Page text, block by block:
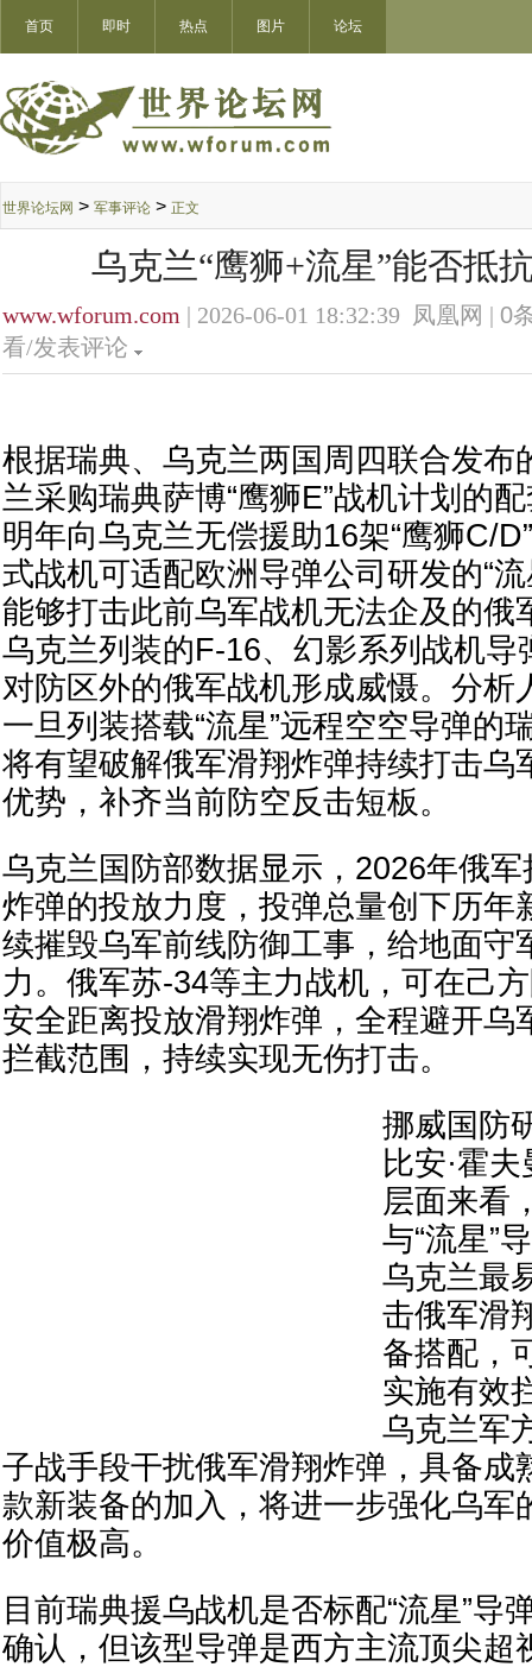
首页 即时 热点 图片 论坛
世界论坛网 > 军事评论 > 正文
乌克兰“鹰狮+流星”能否抵
www.wforum.com | 2026-06-01 18:32:39 凤凰网 | 0
看/发表评论
根据瑞典、乌克兰两国周四联合发布
兰采购瑞典萨博“鹰狮E”战机计划的
明年向乌克兰无偿援助16架“鹰狮C/
式战机可适配欧洲导弹公司研发的“
能够打击此前乌军战机无法企及的俄
乌克兰列装的F-16、幻影系列战机导
对防区外的俄军战机形成威慑。分析
一旦列装搭载“流星”远程空空导弹的
将有望破解俄军滑翔炸弹持续打击乌
优势，补齐当前防空反击短板。
乌克兰国防部数据显示，2026年俄
炸弹的投放力度，投弹总量创下历年
续摧毁乌军前线防御工事，给地面守
力。俄军苏-34等主力战机，可在己
安全距离投放滑翔炸弹，全程避开乌
拦截范围，持续实现无伤打击。
挪威国防
比安·霍
层面来看
与“流星”
乌克兰最
击俄军滑
备搭配，
实施有效
乌克兰军
子战手段干扰俄军滑翔炸弹，具备成
款新装备的加入，将进一步强化乌军
价值极高。
目前瑞典援乌战机是否标配“流星”导
确认，但该型导弹是西方主流顶尖超